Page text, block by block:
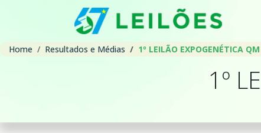
Home Resultados e Médias 1º LEILÃO EXPOGENÉTICA
1º